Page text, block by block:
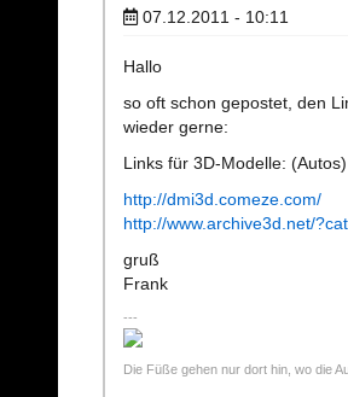
07.12.2011 - 10:11
Hallo
so oft schon gepostet, den
wieder gerne:
Links für 3D-Modelle: (Autos)
http://dmi3d.comeze.com/
http://www.archive3d.net/
gruß
Frank
Die Füße gehen nur dort hin, wo die